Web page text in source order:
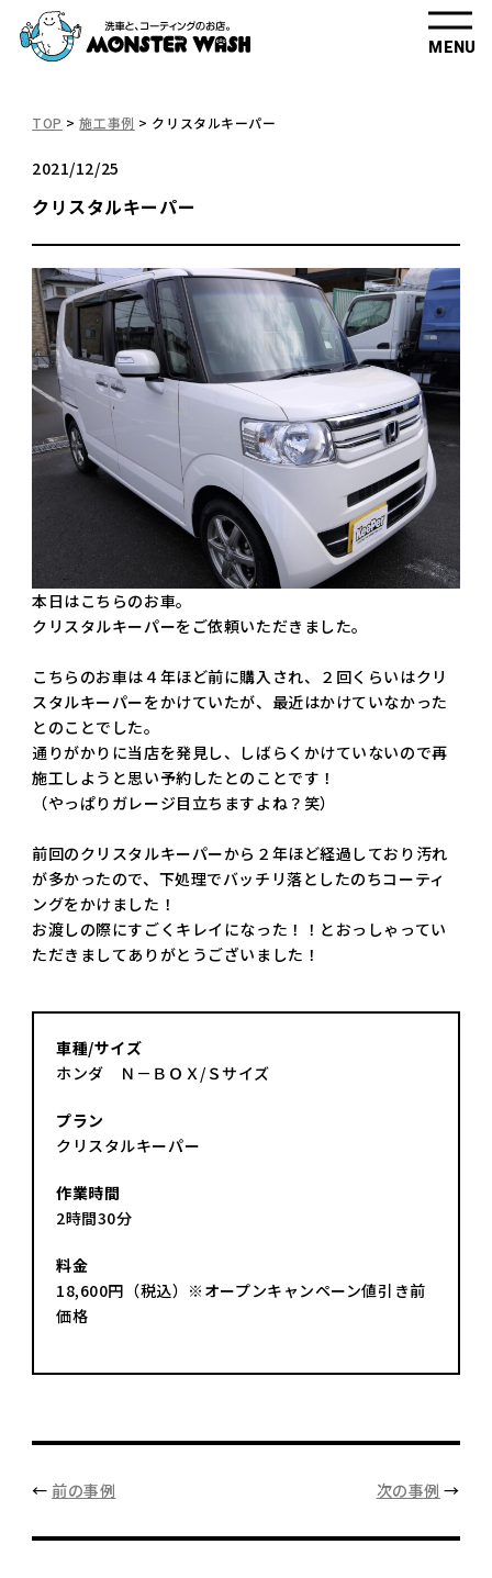
MENU
TOP >施工事例 > クリスタルキーパー
2021/12/25
クリスタルキーパー
本日はこちらのお車。
クリスタルキーパーをご依頼いただきました。
こちらのお車は４年ほど前に購入され、２回くらいはクリ
スタルキーパーをかけていたが、最近はかけていなかった
とのことでした。
通りがかりに当店を発見し、しばらくかけていないので再
施工しようと思い予約したとのことです！
（やっぱりガレージ目立ちますよね？笑）
前回のクリスタルキーパーから２年ほど経過しており汚れ
が多かったので、下処理でバッチリ落としたのちコーティ
ングをかけました！
お渡しの際にすごくキレイになった！！とおっしゃってい
ただきましてありがとうございました！
車種/サイズ
ホンダ Ｎ－ＢＯＸ/Ｓサイズ
プラン
クリスタルキーパー
作業時間
2時間30分
料金
18,600円（税込）※オープンキャンペーン値引き前
価格
← 前の事例 次の事例 →